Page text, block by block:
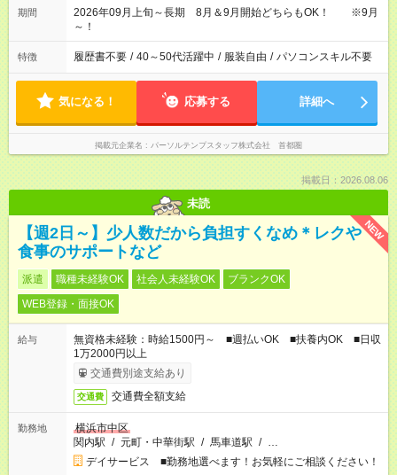
期間
2026年09月上旬～長期 8月＆9月開始どちらもOK！ ※9月
～！
特徴 履歴書不要 / 40～50代活躍中 / 服装自由 / パソコンスキル不要
気になる！ 応募する 詳細へ
掲載元企業名 パーソルテンプスタッフ株式会社 首都圏
掲載日：2026.08.06
未読
NEW
【週2日～】少人数だから負担すくなめ＊レクや
食事のサポートなど
派遣 職種未経験OK 社会人未経験OK
ブランクOK
WEB登録・面接OK
給与
無資格未経験：時給1500円～ ■週払いOK ■扶養内OK ■日収
1万2000円以上
交通費別途支給あり
交通費 交通費全額支給
勤務地
横浜市中区
関内駅 / 元町・中華街駅 / 馬車道駅 / …
デイサービス ■勤務地選べます！お気軽にご相談ください！